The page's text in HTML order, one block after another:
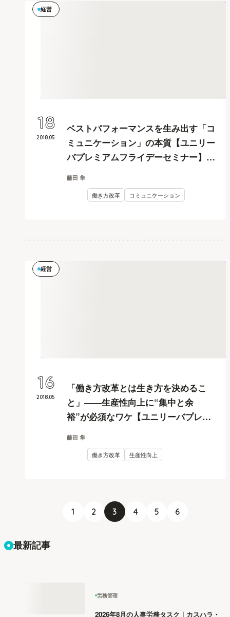
経営
ベストパフォーマンスを生み出す「コ
ミュニケーション」の本質【ユニリー
バプレミアムフライデーセミナー】
藤田 隼
働き方改革 コミュニケーション
2018.05
18
経営
「働き方改革とは生き方を決めるこ
と」――生産性向上に“集中と余
裕”が必須なワケ【ユニリーバプレミ
藤田 隼
働き方改革 生産性向上
2018.05
16
1 2 3 4 5 6
最新記事
労務管理
2026年8月の人事労務タスク｜カスハラ・